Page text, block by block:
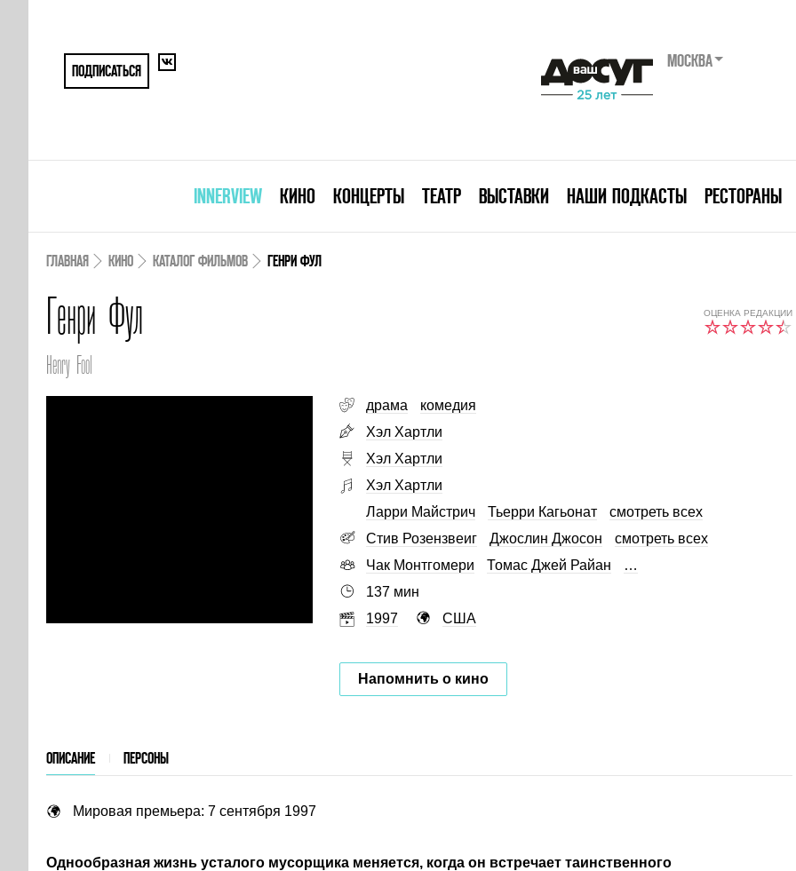
ПОДПИСАТЬСЯ
МОСКВА
INNERVIEW КИНО КОНЦЕРТЫ ТЕАТР ВЫСТАВКИ НАШИ ПОДКАСТЫ РЕСТОРАНЫ
ГЛАВНАЯ КИНО КАТАЛОГ ФИЛЬМОВ ГЕНРИ ФУЛ
Генри Фул ОЦЕНКА РЕДАКЦИИ
Henry Fool
драма
комедия
Хэл Хартли
Хэл Хартли
Хэл Хартли
Ларри Майстрич
Тьерри Кагьонат
смотреть всех
Стив Розензвеиг
Джослин Джосон
смотреть всех
Чак Монтгомери
Томас Джей Райан
…
137 мин
1997
США
Напомнить о кино
ОПИСАНИЕ ПЕРСОНЫ
Мировая премьера: 7 сентября 1997
Однообразная жизнь усталого мусорщика меняется, когда он встречает таинственного